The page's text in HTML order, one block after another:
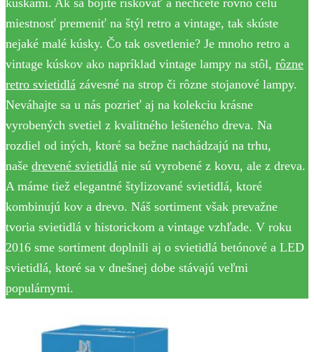
kúskami. Ak sa bojíte riskovať a nechcete rovno celú
miestnosť premeniť na štýl retro a vintage, tak skúste
nejaké malé kúsky. Čo tak osvetlenie? Je mnoho retro a
vintage kúskov ako napríklad vintage lampy na stôl, rôzne
retro svietidlá závesné na strop či rôzne stojanové lampy.
Neváhajte sa u nás pozrieť aj na kolekciu krásne
vyrobených svetiel z kvalitného lešteného dreva. Na
rozdiel od iných, ktoré sa bežne nachádzajú na trhu,
naše drevené svietidlá nie sú vyrobené z kovu, ale z dreva.
A máme tiež elegantné štylizované svietidlá, ktoré
kombinujú kov a drevo. Náš sortiment však prevažne
tvoria svietidlá v historickom a vintage vzhľade. V roku
2016 sme sortiment doplnili aj o svietidlá betónové a LED
svietidlá, ktoré sa v dnešnej dobe stávajú veľmi
populárnymi.